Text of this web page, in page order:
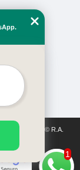
Copyright© R.A.
1